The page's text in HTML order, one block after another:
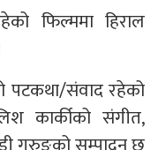
फिल्ममा हिराल
पटकथा/संवाद रहेको
कार्कीको संगीत,